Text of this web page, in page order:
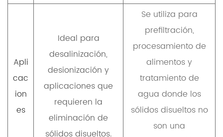
Apli
cac
ion
es
Ideal para
desalinización,
desionización y
aplicaciones que
requieren la
eliminación de
sólidos disueltos.
Se utiliza para
prefiltración,
procesamiento de
alimentos y
tratamiento de
agua donde los
sólidos disueltos no
son una